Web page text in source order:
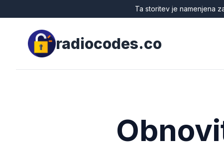
Ta storitev je namenjena
radiocodes.co